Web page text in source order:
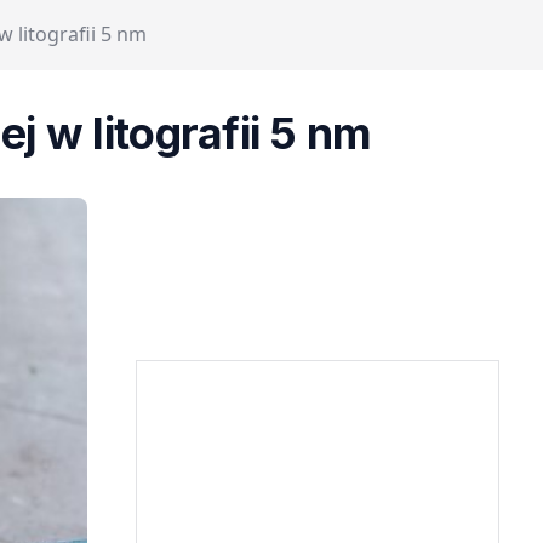
litografii 5 nm
w litografii 5 nm